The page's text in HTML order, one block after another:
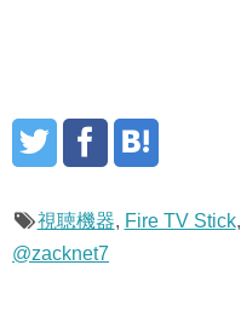
視聴機器, Fire TV Stick,
@zacknet7